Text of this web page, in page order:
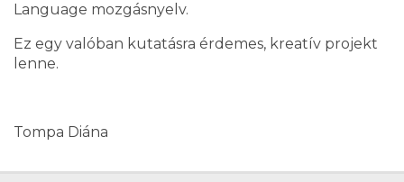
Language mozgásnyelv.
Ez egy valóban kutatásra érdemes, kreatív projekt
lenne.
Tompa Diána